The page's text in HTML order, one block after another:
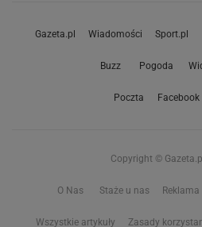
Gazeta.pl Wiadomości Sport.pl
Buzz Pogoda
Poczta Facebook
Copyright ©
O Nas Staże u nas Reklama
Wszystkie artykuły Zasady